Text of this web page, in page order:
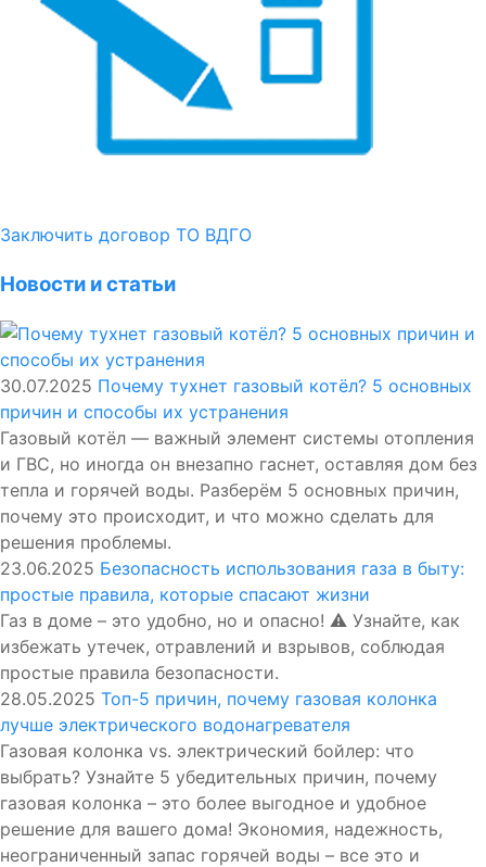
Заключить договор ТО ВДГО
Новости и статьи
30.07.2025 Почему тухнет газовый котёл? 5 основных
причин и способы их устранения
Газовый котёл — важный элемент системы отопления
и ГВС, но иногда он внезапно гаснет, оставляя дом без
тепла и горячей воды. Разберём 5 основных причин,
почему это происходит, и что можно сделать для
решения проблемы.
23.06.2025 Безопасность использования газа в быту:
простые правила, которые спасают жизни
Газ в доме – это удобно, но и опасно! ⚠️ Узнайте, как
избежать утечек, отравлений и взрывов, соблюдая
простые правила безопасности.
28.05.2025 Топ-5 причин, почему газовая колонка
лучше электрического водонагревателя
Газовая колонка vs. электрический бойлер: что
выбрать? Узнайте 5 убедительных причин, почему
газовая колонка – это более выгодное и удобное
решение для вашего дома! Экономия, надежность,
неограниченный запас горячей воды – все это и